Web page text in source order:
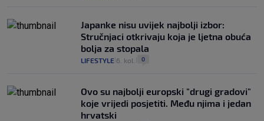
Japanke nisu uvijek najbolji izbor:
Stručnjaci otkrivaju koja je ljetna obuća
bolja za stopala
LIFESTYLE 6. kol. 0
Ovo su najbolji europski "drugi gradovi"
koje vrijedi posjetiti. Među njima i jedan
hrvatski